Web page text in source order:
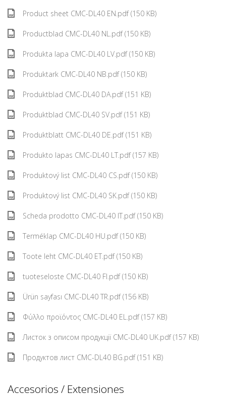
Product sheet CMC-DL40 EN.pdf (150 KB)
Productblad CMC-DL40 NL.pdf (150 KB)
Produkta lapa CMC-DL40 LV.pdf (150 KB)
Produktark CMC-DL40 NB.pdf (150 KB)
Produktblad CMC-DL40 DA.pdf (151 KB)
Produktblad CMC-DL40 SV.pdf (151 KB)
Produktblatt CMC-DL40 DE.pdf (151 KB)
Produkto lapas CMC-DL40 LT.pdf (157 KB)
Produktový list CMC-DL40 CS.pdf (150 KB)
Produktový list CMC-DL40 SK.pdf (150 KB)
Scheda prodotto CMC-DL40 IT.pdf (150 KB)
Terméklap CMC-DL40 HU.pdf (150 KB)
Toote leht CMC-DL40 ET.pdf (150 KB)
tuoteseloste CMC-DL40 FI.pdf (150 KB)
Ürün sayfası CMC-DL40 TR.pdf (156 KB)
Φύλλο προϊόντος CMC-DL40 EL.pdf (157 KB)
Листок з описом продукції CMC-DL40 UK.pdf (157 KB)
Продуктов лист CMC-DL40 BG.pdf (151 KB)
Accesorios / Extensiones